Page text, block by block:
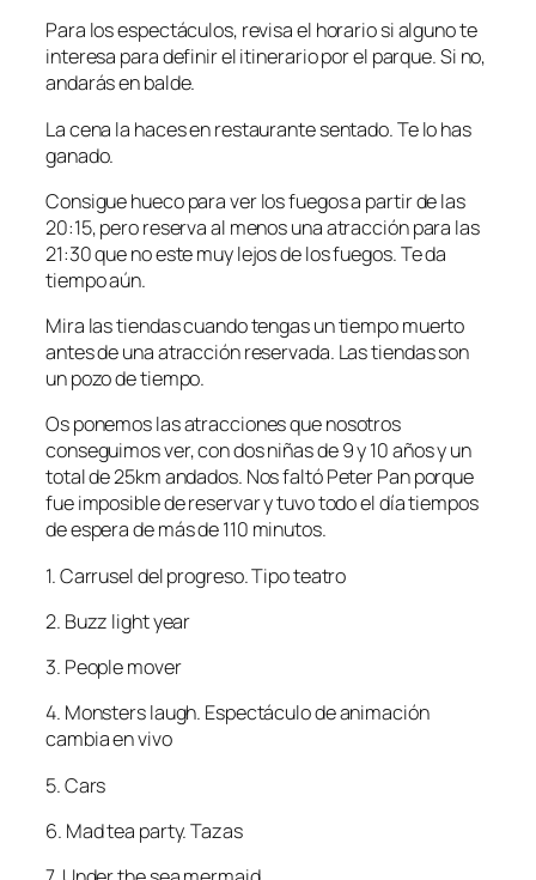
Para los espectáculos, revisa el horario si alguno te
interesa para definir el itinerario por el parque. Si no,
andarás en balde.
La cena la haces en restaurante sentado. Te lo has
ganado.
Consigue hueco para ver los fuegos a partir de las
20:15, pero reserva al menos una atracción para las
21:30 que no este muy lejos de los fuegos. Te da
tiempo aún.
Mira las tiendas cuando tengas un tiempo muerto
antes de una atracción reservada. Las tiendas son
un pozo de tiempo.
Os ponemos las atracciones que nosotros
conseguimos ver, con dos niñas de 9 y 10 años y un
total de 25km andados. Nos faltó Peter Pan porque
fue imposible de reservar y tuvo todo el día tiempos
de espera de más de 110 minutos.
1. Carrusel del progreso. Tipo teatro
2. Buzz light year
3. People mover
4. Monsters laugh. Espectáculo de animación
cambia en vivo
5. Cars
6. Mad tea party. Tazas